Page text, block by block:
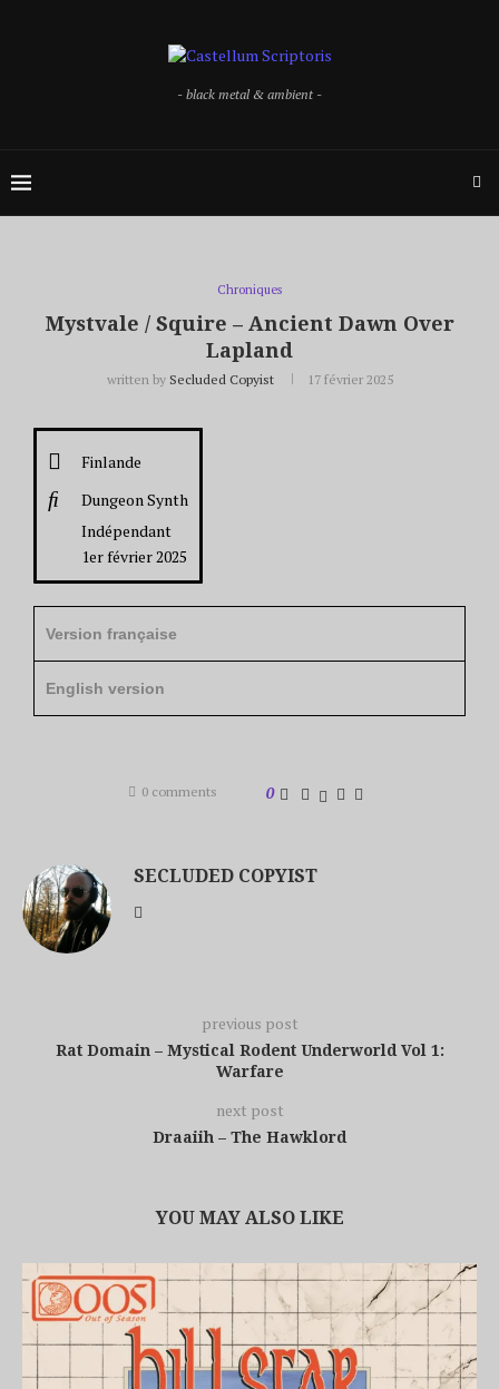
- black metal & ambient -
Chroniques
Mystvale / Squire – Ancient Dawn Over
Lapland
written by Secluded Copyist 17 février 2025
Finlande
Dungeon Synth
Indépendant
1er février 2025
Version française
English version
0 comments 0
SECLUDED COPYIST
previous post
Rat Domain – Mystical Rodent Underworld Vol 1:
Warfare
next post
Draaiih – The Hawklord
YOU MAY ALSO LIKE